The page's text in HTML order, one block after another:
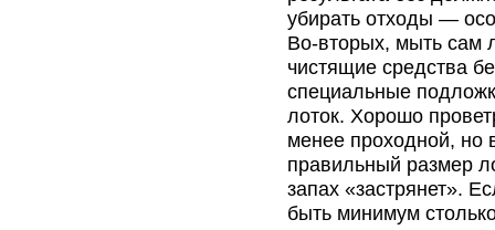
убирать отходы —
Во-вторых, мыть сам
чистящие средства
специальные
лоток. Хорошо
менее проходной, но
правильный размер
запах «застрянет».
быть минимум